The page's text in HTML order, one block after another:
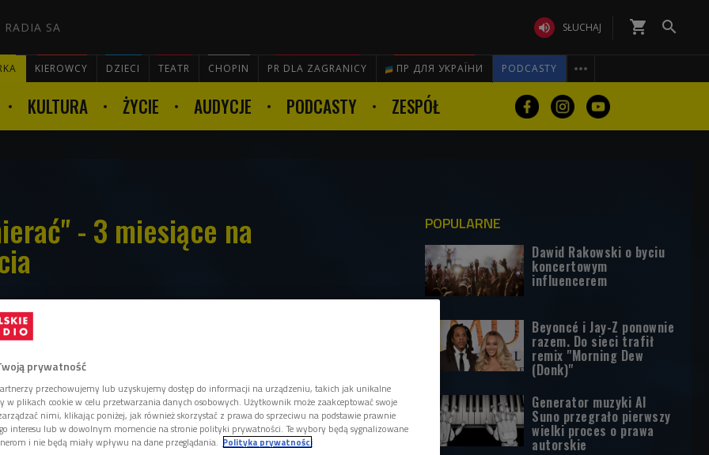
RADIA SA  SŁUCHAJ shopping_cart 
KIEROWCY DZIECI TEATR CHOPIN PR DLA ZAGRANICY ПР ДЛЯ УКРАЇНИ PODCASTY 

KULTURA ŻYCIE AUDYCJE PODCASTY ZESPÓŁ
- 3 miesiące na
na ekrany kin wchodzi film "Żyć nie
Kotem w roli głównej. To historia
się, że zostały mu trzy miesiące
POPULARNE
Dawid Rakowski o byciu
koncertowym
influencerem
Beyoncé i Jay-Z ponownie
razem. Do sieci trafił
remix "Morning Dew
(Donk)"
Generator muzyki AI
Suno przegrało pierwszy
wielki proces o prawa
autorskie
prywatność
przechowujemy lub uzyskujemy dostęp do informacji na urządzeniu, takich jak unikalne
w plikach cookie w celu przetwarzania danych osobowych. Użytkownik może zaakceptować swoje
nimi, klikając poniżej, jak również skorzystać z prawa do sprzeciwu na podstawie prawnie
interesu lub w dowolnym momencie na stronie polityki prywatności. Te wybory będą sygnalizowane
i nie będą miały wpływu na dane przeglądania. Polityka prywatności